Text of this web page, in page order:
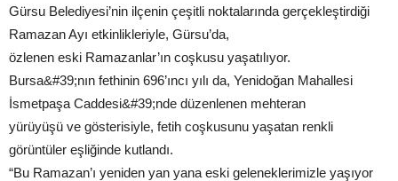
Gürsu Belediyesi’nin ilçenin çeşitli noktalarında gerçekleştirdiği
Ramazan Ayı etkinlikleriyle, Gürsu’da,
özlenen eski Ramazanlar’ın coşkusu yaşatılıyor.
Bursa&#39;nın fethinin 696’ıncı yılı da, Yenidoğan Mahallesi
İsmetpaşa Caddesi&#39;nde düzenlenen mehteran
yürüyüşü ve gösterisiyle, fetih coşkusunu yaşatan renkli
görüntüler eşliğinde kutlandı.
“Bu Ramazan’ı yeniden yan yana eski geleneklerimizle yaşıyor